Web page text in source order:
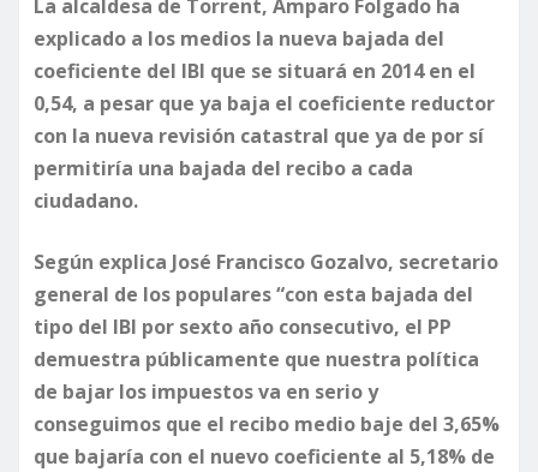
La alcaldesa de Torrent, Amparo Folgado ha
explicado a los medios la nueva bajada del
coeficiente del IBI que se situará en 2014 en el
0,54, a pesar que ya baja el coeficiente reductor
con la nueva revisión catastral que ya de por sí
permitiría una bajada del recibo a cada
ciudadano.
Según explica José Francisco Gozalvo, secretario
general de los populares “con esta bajada del
tipo del IBI por sexto año consecutivo, el PP
demuestra públicamente que nuestra política
de bajar los impuestos va en serio y
conseguimos que el recibo medio baje del 3,65%
que bajaría con el nuevo coeficiente al 5,18% de